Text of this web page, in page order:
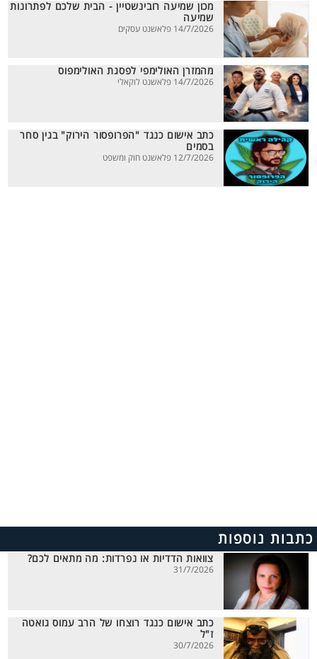
מכון שמיעה רובינשטיין - הבית שלכם לפתרונות
שמיעה
14/7/2026 פלאשנט עסקים
מהמזרן האולימפי לפסגת האולימפוס
14/7/2026 פלאשנט לוקאלי
כתב אישום כנגד "הפרופסור הירוק" בגין סחר
בסמים
12/7/2026 פלאשנט חוק ומשפט
כתבות נוספות
צוואות הדדיות או נפרדות: מה מתאים לכם?
31/7/2026
כתב אישום כנגד רוצחו של הרב עמוס גואטה
ז"ל
30/7/2026